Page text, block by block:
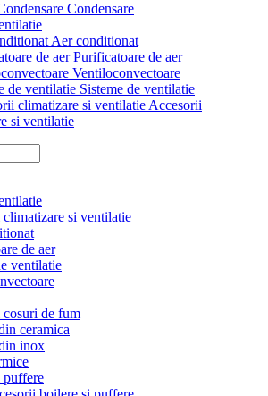
Condensare
Aer conditionat
Purificatoare de aer
Ventiloconvectoare
Sisteme de ventilatie
Accesorii
si ventilatie
si ventilatie
de aer
ventilatie
de fum
ceramica
inox
puffere